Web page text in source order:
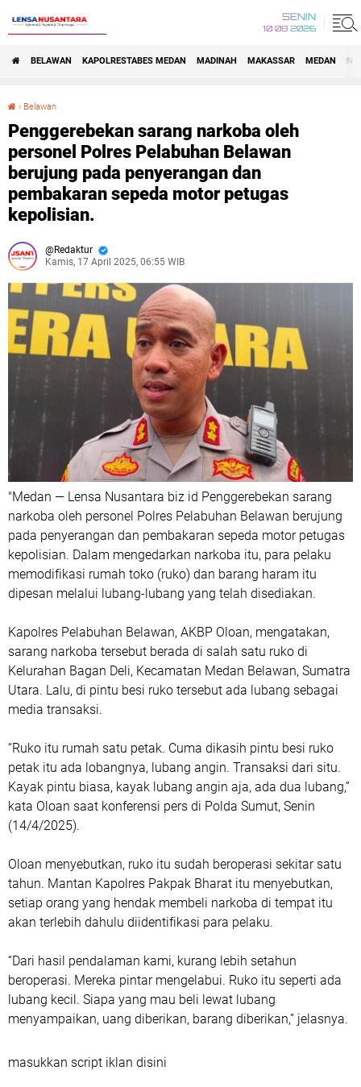
SENIN
10 08 2026
BELAWAN KAPOLRESTABES MEDAN MADINAH MAKASSAR MEDAN
› Belawan
Penggerebekan sarang narkoba oleh
personel Polres Pelabuhan Belawan
berujung pada penyerangan dan
pembakaran sepeda motor petugas
kepolisian.
Redaktur
Kamis, 17 April 2025, 06:55 WIB
"Medan — Lensa Nusantara biz id Penggerebekan sarang
narkoba oleh personel Polres Pelabuhan Belawan berujung
pada penyerangan dan pembakaran sepeda motor petugas
kepolisian. Dalam mengedarkan narkoba itu, para pelaku
memodifikasi rumah toko (ruko) dan barang haram itu
dipesan melalui lubang-lubang yang telah disediakan.
Kapolres Pelabuhan Belawan, AKBP Oloan, mengatakan,
sarang narkoba tersebut berada di salah satu ruko di
Kelurahan Bagan Deli, Kecamatan Medan Belawan, Sumatra
Utara. Lalu, di pintu besi ruko tersebut ada lubang sebagai
media transaksi.
“Ruko itu rumah satu petak. Cuma dikasih pintu besi ruko
petak itu ada lobangnya, lubang angin. Transaksi dari situ.
Kayak pintu biasa, kayak lubang angin aja, ada dua lubang,”
kata Oloan saat konferensi pers di Polda Sumut, Senin
(14/4/2025).
Oloan menyebutkan, ruko itu sudah beroperasi sekitar satu
tahun. Mantan Kapolres Pakpak Bharat itu menyebutkan,
setiap orang yang hendak membeli narkoba di tempat itu
akan terlebih dahulu diidentifikasi para pelaku.
“Dari hasil pendalaman kami, kurang lebih setahun
beroperasi. Mereka pintar mengelabui. Ruko itu seperti ada
lubang kecil. Siapa yang mau beli lewat lubang
menyampaikan, uang diberikan, barang diberikan,” jelasnya.
masukkan script iklan disini